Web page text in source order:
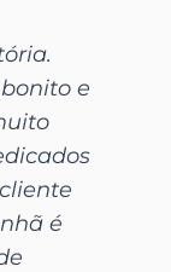
e
é